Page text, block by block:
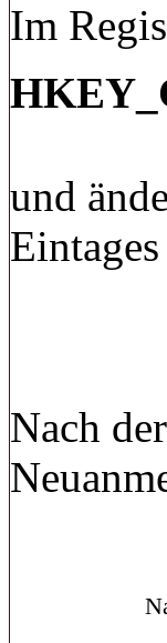
Im
und
Eintages
Nach